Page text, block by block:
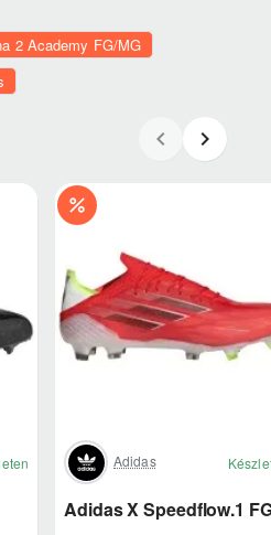
2 Academy FG/MG
Adidas
Adidas X Speedflow.1